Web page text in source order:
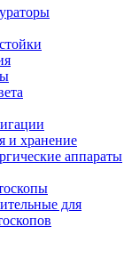
и хранение
аппараты
для